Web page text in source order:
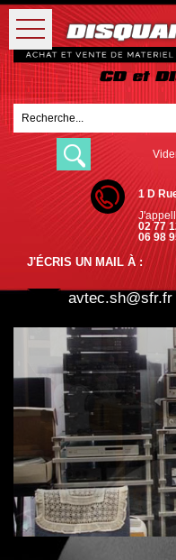
1 D
02 77
06 98
J'ÉCRIS UN MAIL À :
avtec.sh@sfr.fr